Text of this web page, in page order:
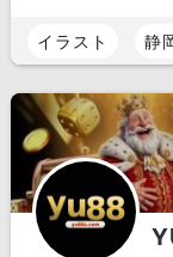
イラスト 静